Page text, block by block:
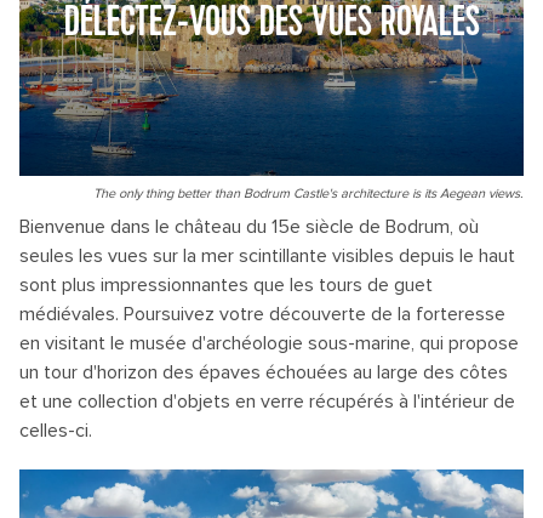
DÉLECTEZ-VOUS DES VUES ROYALES
The only thing better than Bodrum Castle's architecture is its Aegean views.
Bienvenue dans le château du 15e siècle de Bodrum, où
seules les vues sur la mer scintillante visibles depuis le haut
sont plus impressionnantes que les tours de guet
médiévales. Poursuivez votre découverte de la forteresse
en visitant le musée d'archéologie sous-marine, qui propose
un tour d'horizon des épaves échouées au large des côtes
et une collection d'objets en verre récupérés à l'intérieur de
celles-ci.